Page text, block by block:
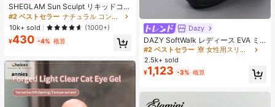
SHEGLAM Sun Sculpt リキッドコン
ター-Soft Tan ノーズシャドウ シェ
ーディング 女性と女の子のためのブ
ランドビューティーコスメメイクア
ップ
#2 ベストセラー
ナチュラル コントゥア＆ブロンザー
10k+ sold
(1000+)
¥430 -4% 概算
Dazy
DAZY SoftWalk レディース EVA ミ
ッドヒールプラットフォームビーチ
サンダル - 超軽量、通気性、快適、
滑り止め、柔らかいソール、ミニマ
ルデザイン、ビーチ、休暇、家庭で
の自由時間、デイリー着用に適し、
オールシーズン、スリップオン、無
地、プリントなし
#2 ベストセラー
売り切れ間近！
#2 ベストセラー
寮 女性用スリッパ
売り切れ間近！
#2 ベストセラー
寮 女性用スリッパ
売り切れ間近！
#2 ベストセラー
2.5k+ sold
¥1,123 -3% 概算